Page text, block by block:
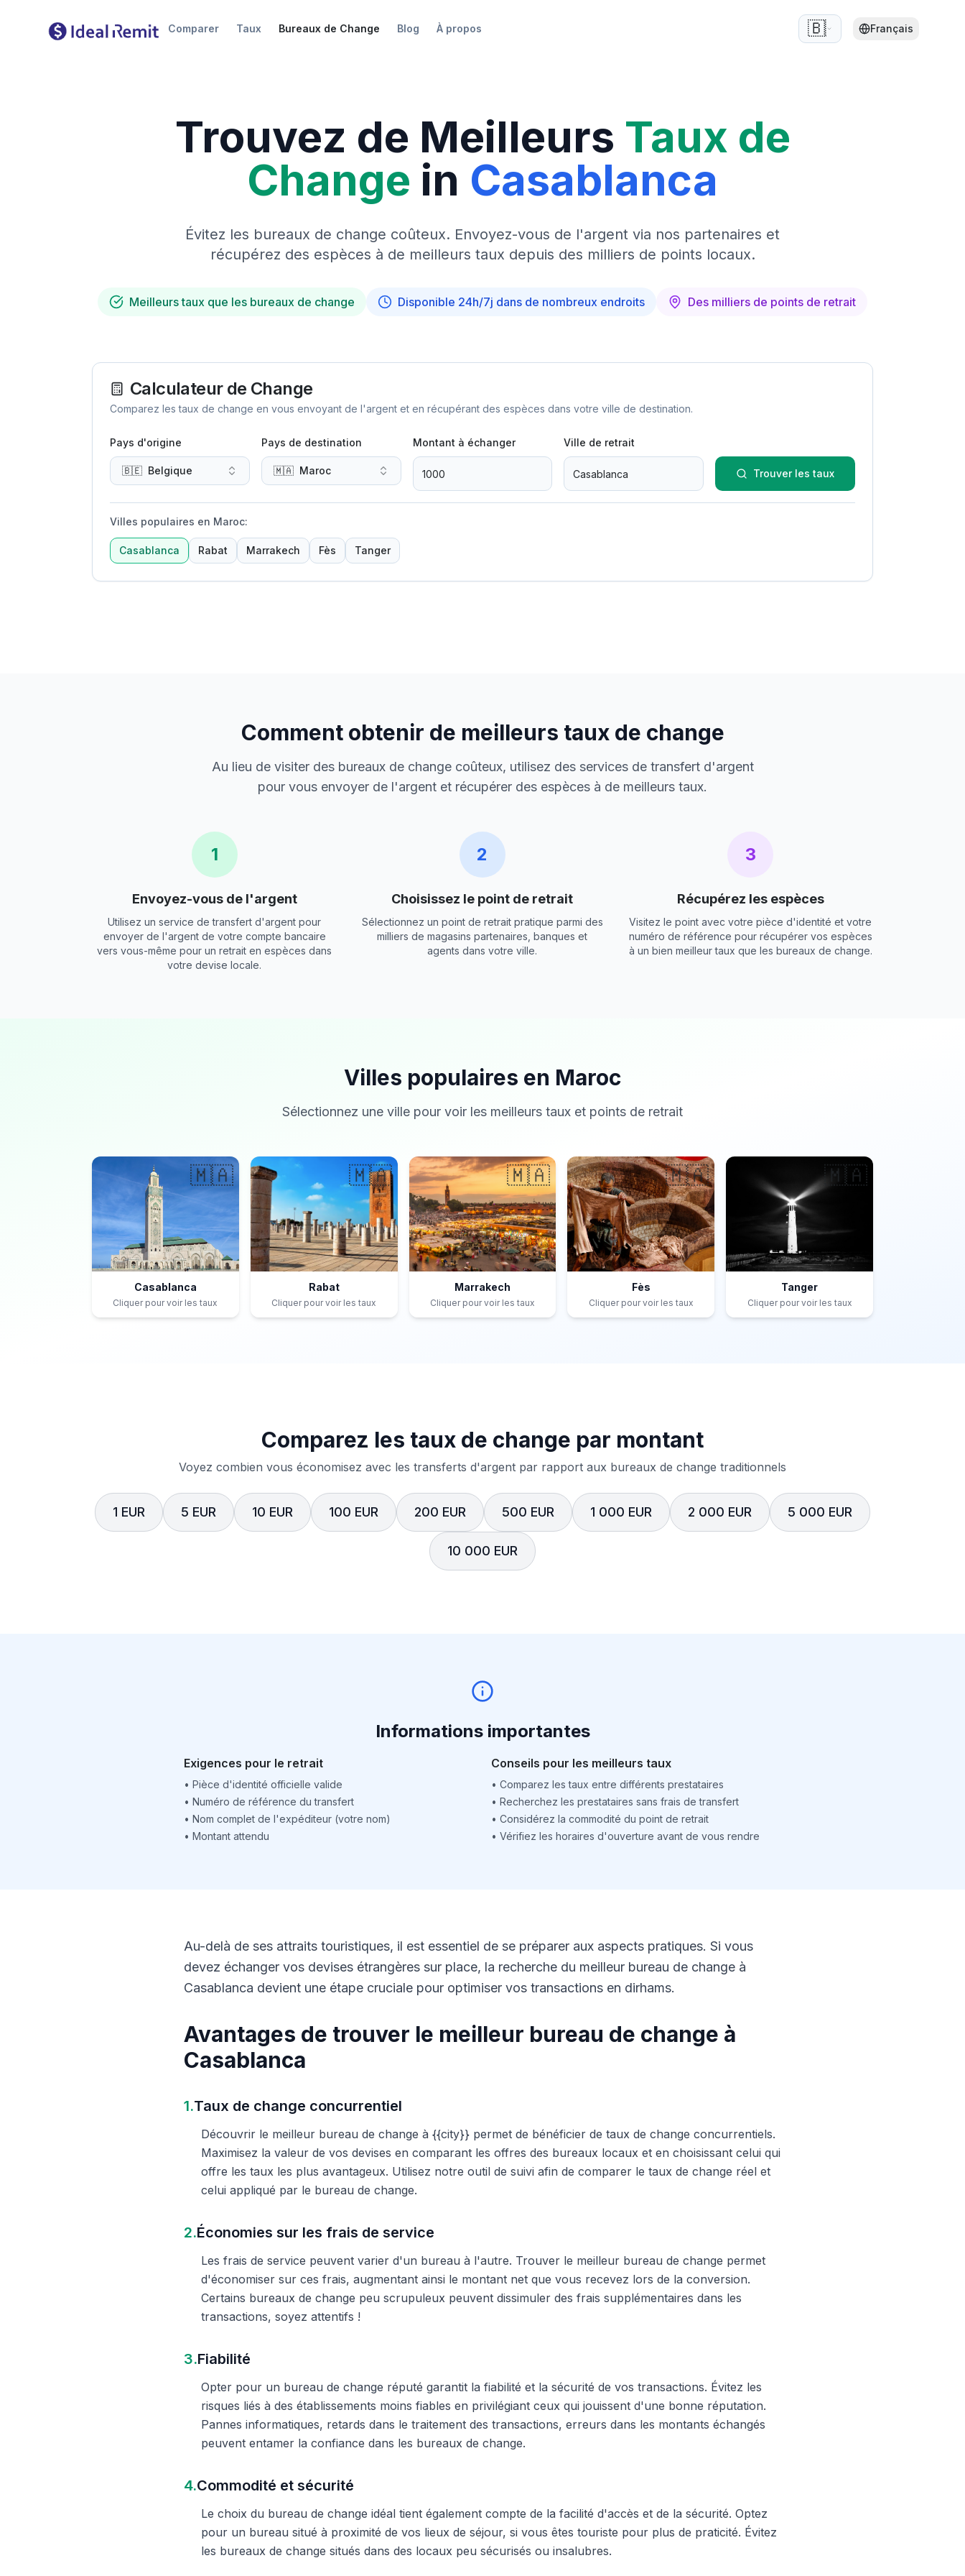
Comparer Taux Bureaux de Change Blog À propos 🇧🇪 Français
Trouvez de Meilleurs Taux de
Change in Casablanca
Évitez les bureaux de change coûteux. Envoyez-vous de l'argent via nos partenaires et
récupérez des espèces à de meilleurs taux depuis des milliers de points locaux.
Meilleurs taux que les bureaux de change Disponible 24h/7j dans de nombreux endroits Des milliers de points de retrait
Calculateur de Change
Comparez les taux de change en vous envoyant de l'argent et en récupérant des espèces dans votre ville de destination.
Pays d'origine
🇧🇪 Belgique
Pays de destination
🇲🇦 Maroc
Montant à échanger Ville de retrait
Trouver les taux
Villes populaires en Maroc:
Casablanca Rabat Marrakech Fès Tanger
Comment obtenir de meilleurs taux de change
Au lieu de visiter des bureaux de change coûteux, utilisez des services de transfert d'argent
pour vous envoyer de l'argent et récupérer des espèces à de meilleurs taux.
1
Envoyez-vous de l'argent
Utilisez un service de transfert d'argent pour
envoyer de l'argent de votre compte bancaire
vers vous-même pour un retrait en espèces dans
votre devise locale.
2
Choisissez le point de retrait
Sélectionnez un point de retrait pratique parmi des
milliers de magasins partenaires, banques et
agents dans votre ville.
3
Récupérez les espèces
Visitez le point avec votre pièce d'identité et votre
numéro de référence pour récupérer vos espèces
à un bien meilleur taux que les bureaux de change.
Villes populaires en Maroc
Sélectionnez une ville pour voir les meilleurs taux et points de retrait
🇲🇦
Casablanca
Cliquer pour voir les taux
🇲🇦
Rabat
Cliquer pour voir les taux
🇲🇦
Marrakech
Cliquer pour voir les taux
🇲🇦
Fès
Cliquer pour voir les taux
🇲🇦
Tanger
Cliquer pour voir les taux
Comparez les taux de change par montant
Voyez combien vous économisez avec les transferts d'argent par rapport aux bureaux de change traditionnels
1 EUR 5 EUR 10 EUR 100 EUR 200 EUR 500 EUR 1 000 EUR 2 000 EUR 5 000 EUR
10 000 EUR
Informations importantes
Exigences pour le retrait
• Pièce d'identité officielle valide
• Numéro de référence du transfert
• Nom complet de l'expéditeur (votre nom)
• Montant attendu
Conseils pour les meilleurs taux
• Comparez les taux entre différents prestataires
• Recherchez les prestataires sans frais de transfert
• Considérez la commodité du point de retrait
• Vérifiez les horaires d'ouverture avant de vous rendre
Au-delà de ses attraits touristiques, il est essentiel de se préparer aux aspects pratiques. Si vous
devez échanger vos devises étrangères sur place, la recherche du meilleur bureau de change à
Casablanca devient une étape cruciale pour optimiser vos transactions en dirhams.
Avantages de trouver le meilleur bureau de change à
Casablanca
1.Taux de change concurrentiel
Découvrir le meilleur bureau de change à {{city}} permet de bénéficier de taux de change concurrentiels.
Maximisez la valeur de vos devises en comparant les offres des bureaux locaux et en choisissant celui qui
offre les taux les plus avantageux. Utilisez notre outil de suivi afin de comparer le taux de change réel et
celui appliqué par le bureau de change.
2.Économies sur les frais de service
Les frais de service peuvent varier d'un bureau à l'autre. Trouver le meilleur bureau de change permet
d'économiser sur ces frais, augmentant ainsi le montant net que vous recevez lors de la conversion.
Certains bureaux de change peu scrupuleux peuvent dissimuler des frais supplémentaires dans les
transactions, soyez attentifs !
3.Fiabilité
Opter pour un bureau de change réputé garantit la fiabilité et la sécurité de vos transactions. Évitez les
risques liés à des établissements moins fiables en privilégiant ceux qui jouissent d'une bonne réputation.
Pannes informatiques, retards dans le traitement des transactions, erreurs dans les montants échangés
peuvent entamer la confiance dans les bureaux de change.
4.Commodité et sécurité
Le choix du bureau de change idéal tient également compte de la facilité d'accès et de la sécurité. Optez
pour un bureau situé à proximité de vos lieux de séjour, si vous êtes touriste pour plus de praticité. Évitez
les bureaux de change situés dans des locaux peu sécurisés ou insalubres.